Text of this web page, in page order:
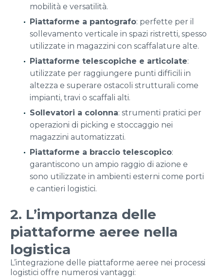
mobilità e versatilità.
Piattaforme a pantografo: perfette per il
sollevamento verticale in spazi ristretti, spesso
utilizzate in magazzini con scaffalature alte.
Piattaforme telescopiche e articolate:
utilizzate per raggiungere punti difficili in
altezza e superare ostacoli strutturali come
impianti, travi o scaffali alti.
Sollevatori a colonna: strumenti pratici per
operazioni di picking e stoccaggio nei
magazzini automatizzati.
Piattaforme a braccio telescopico:
garantiscono un ampio raggio di azione e
sono utilizzate in ambienti esterni come porti
e cantieri logistici.
2. L’importanza delle
piattaforme aeree nella
logistica
L’integrazione delle piattaforme aeree nei processi
logistici offre numerosi vantaggi: